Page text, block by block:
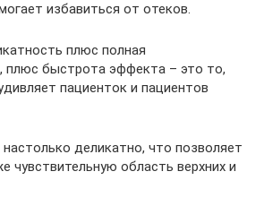
избавиться от отеков.
плюс полная
плюс быстрота эффекта – это то,
пациенток и пациентов
деликатно, что позволяет
чувствительную область верхних и